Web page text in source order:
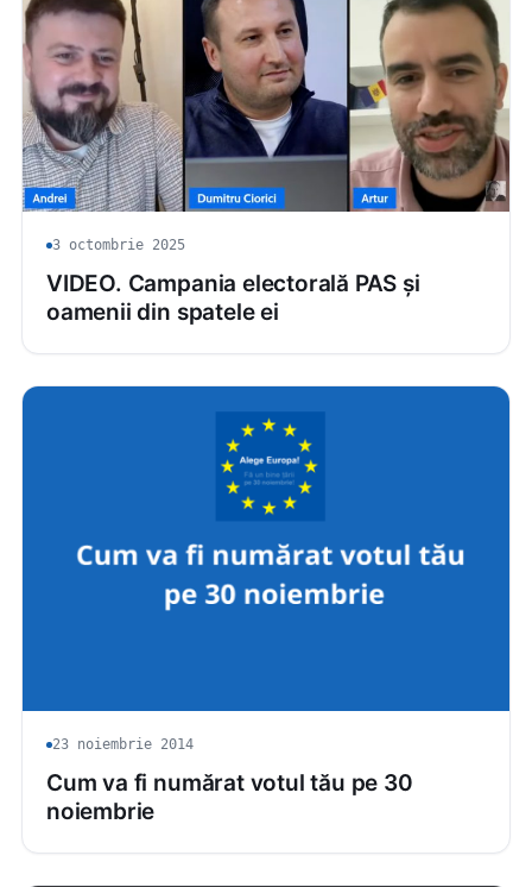
3 octombrie 2025
VIDEO. Campania electorală PAS și
oamenii din spatele ei
23 noiembrie 2014
Cum va fi numărat votul tău pe 30
noiembrie